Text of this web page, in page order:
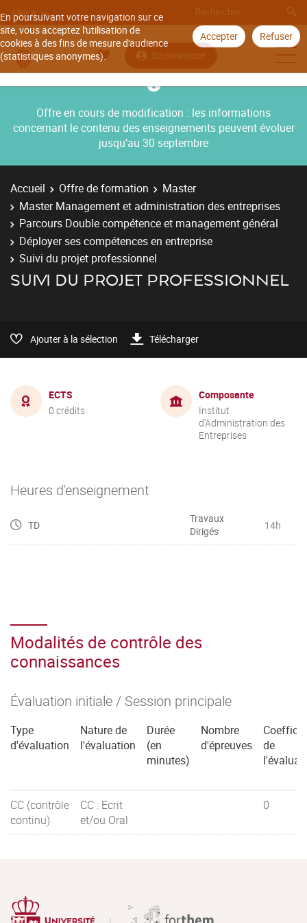
En poursuivant votre navigation sur ce
site, vous acceptez l'utilisation de
cookies à des fins de mesure d'audience
(statistiques anonymes).
Accepter Refuser
Aller à
Se connecter
Offre en cours de modification : les informations
concernant le contenu des enseignements peuvent évoluer
jusqu’au 30 septembre
Accueil Offre de formation
Master
Master Management et administration des entreprises
Parcours Double compétence et management général
Déployer ses compétences en entreprise
Suivi du projet professionnel
SUIVI DU PROJET PROFESSIONNEL
Ajouter à la sélection Télécharger
ECTS
0 crédits
Composante
Institut
d'Administration des
Entreprises
Heures d'enseignement
TD
Travaux
Dirigés
14h
Modalités de contrôle des
connaissances
Évaluation initiale / Session principale
Type
d'évaluation
Nature de
l'évaluation
Durée
(en
minutes)
Nombre
d'épreuves
de
CC (contrôle
continu)
CC : Ecrit
et/ou Oral
0